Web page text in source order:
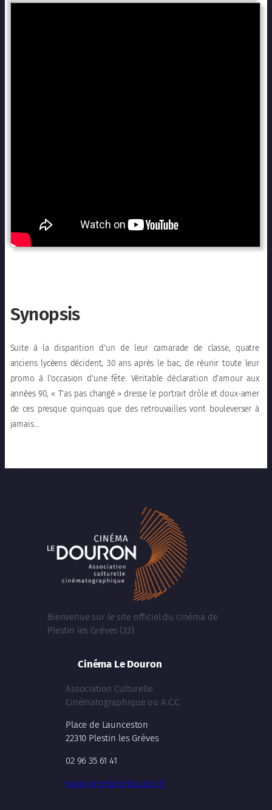
Synopsis
Suite à la disparition d’un de leur camarade de classe, quatre
anciens lycéens décident, 30 ans après le bac, de réunir toute leur
promo à l’occasion d’une fête. Véritable déclaration d’amour aux
années 90, « T’as pas changé » dresse le portrait drôle et doux-amer
de ces presque quinquas que des retrouvailles vont bouleverser à
jamais…
Bienvenue sur le site officiel du cinéma de
Plestin les Grèves (22)
Cinéma Le Douron
Association Culturelle
Cinématographique ou A.C.C.
Place de Launceston
22310 Plestin les Grèves
02 96 35 61 41
www.cinema-ledouron.fr